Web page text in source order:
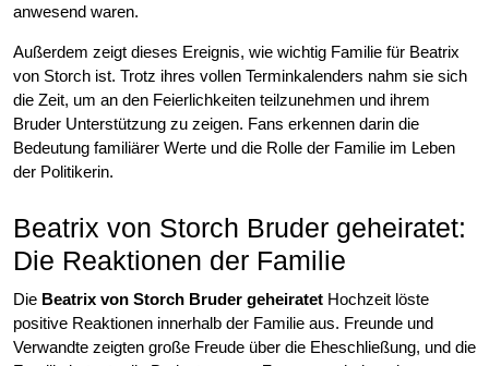
anwesend waren.
Außerdem zeigt dieses Ereignis, wie wichtig Familie für Beatrix
von Storch ist. Trotz ihres vollen Terminkalenders nahm sie sich
die Zeit, um an den Feierlichkeiten teilzunehmen und ihrem
Bruder Unterstützung zu zeigen. Fans erkennen darin die
Bedeutung familiärer Werte und die Rolle der Familie im Leben
der Politikerin.
Beatrix von Storch Bruder geheiratet:
Die Reaktionen der Familie
Die Beatrix von Storch Bruder geheiratet Hochzeit löste
positive Reaktionen innerhalb der Familie aus. Freunde und
Verwandte zeigten große Freude über die Eheschließung, und die